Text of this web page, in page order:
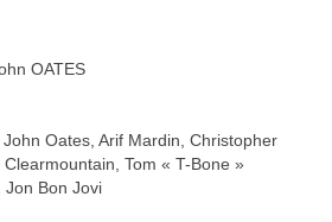
OATES
Oates, Arif Mardin, Christopher
Tom « T-Bone »
Jon Bon Jovi